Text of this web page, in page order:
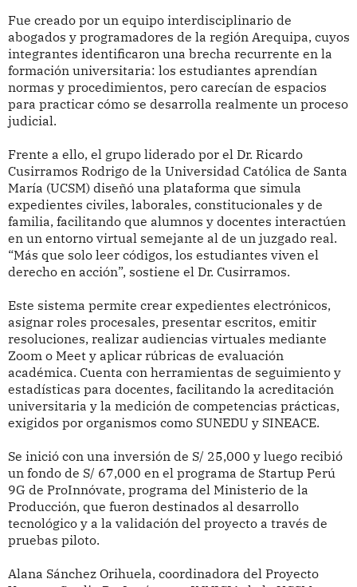
Fue creado por un equipo interdisciplinario de
abogados y programadores de la región Arequipa, cuyos
integrantes identificaron una brecha recurrente en la
formación universitaria: los estudiantes aprendían
normas y procedimientos, pero carecían de espacios
para practicar cómo se desarrolla realmente un proceso
judicial.
Frente a ello, el grupo liderado por el Dr. Ricardo
Cusirramos Rodrigo de la Universidad Católica de Santa
María (UCSM) diseñó una plataforma que simula
expedientes civiles, laborales, constitucionales y de
familia, facilitando que alumnos y docentes interactúen
en un entorno virtual semejante al de un juzgado real.
“Más que solo leer códigos, los estudiantes viven el
derecho en acción”, sostiene el Dr. Cusirramos.
Este sistema permite crear expedientes electrónicos,
asignar roles procesales, presentar escritos, emitir
resoluciones, realizar audiencias virtuales mediante
Zoom o Meet y aplicar rúbricas de evaluación
académica. Cuenta con herramientas de seguimiento y
estadísticas para docentes, facilitando la acreditación
universitaria y la medición de competencias prácticas,
exigidos por organismos como SUNEDU y SINEACE.
Se inició con una inversión de S/ 25,000 y luego recibió
un fondo de S/ 67,000 en el programa de Startup Perú
9G de ProInnóvate, programa del Ministerio de la
Producción, que fueron destinados al desarrollo
tecnológico y a la validación del proyecto a través de
pruebas piloto.
Alana Sánchez Orihuela, coordinadora del Proyecto